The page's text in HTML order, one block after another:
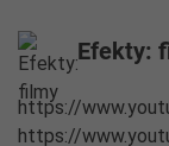
Efekty:
https://
https://